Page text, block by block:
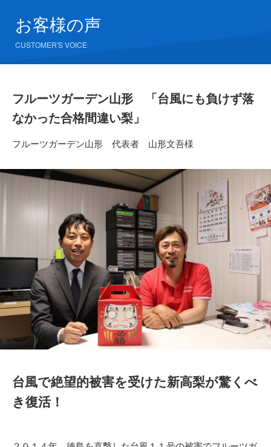
お客様の声
CUSTOMER'S VOICE
フルーツガーデン山形 「台風にも負けず落
なかった合格間違い梨」
フルーツガーデン山形 代表者 山形文吾様
台風で絶望的被害を受けた新高梨が驚くべ
き復活！